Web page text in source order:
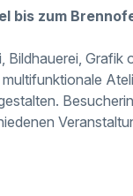
bis zum
Bildhauerei, Grafik